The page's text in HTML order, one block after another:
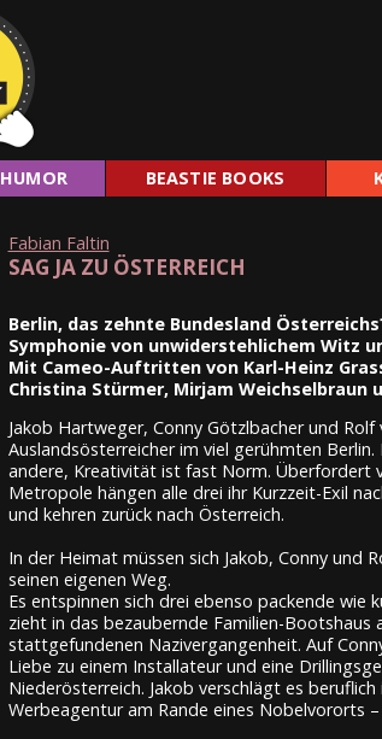
HUMOR BEASTIE BOOKS
Fabian Faltin
SAG JA ZU ÖSTERREICH
Berlin, das zehnte Bundesland
Symphonie von unwiderstehlichem Witz
Mit Cameo-Auftritten von Karl-Heinz
Christina Stürmer, Mirjam Weichselbraun
Jakob Hartweger, Conny Götzlbacher und Rolf
Auslandsösterreicher im viel gerühmten
andere, Kreativität ist fast Norm. Überfordert
Metropole hängen alle drei ihr Kurzzeit-Exil
und kehren zurück nach Österreich.
In der Heimat müssen sich Jakob, Conny und
seinen eigenen Weg.
Es entspinnen sich drei ebenso packende wie
zieht in das bezaubernde Familien-Bootshaus
stattgefundenen Nazivergangenheit. Auf
Liebe zu einem Installateur und eine
Niederösterreich. Jakob verschlägt es
Werbeagentur am Rande eines Nobelvororts